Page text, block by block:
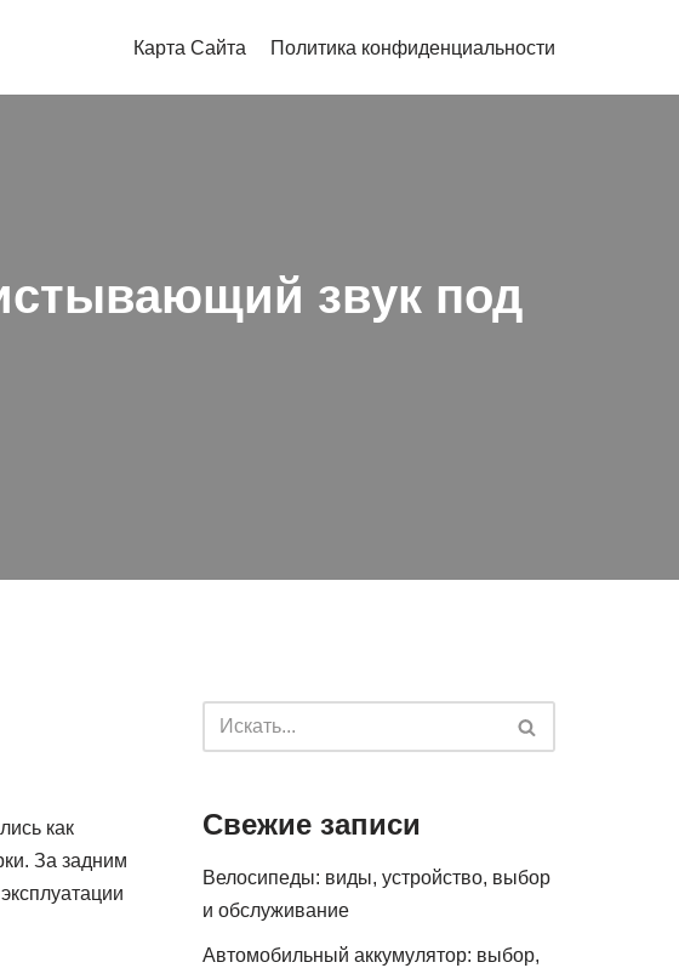
Карта Сайта Политика конфиденциальности
звук под
как
За задним
Свежие записи
Велосипеды: виды, устройство, выбор
и обслуживание
Автомобильный аккумулятор: выбор,